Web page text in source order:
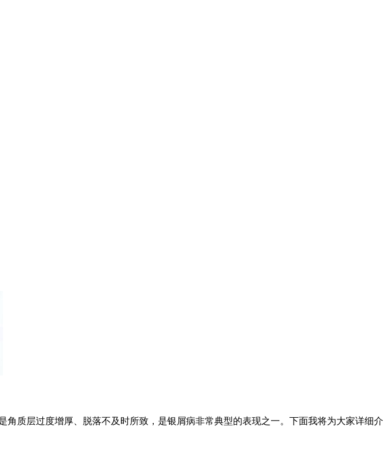
质层过度增厚、脱落不及时所致，是银屑病非常典型的表现之一。下面我将为大家详细介